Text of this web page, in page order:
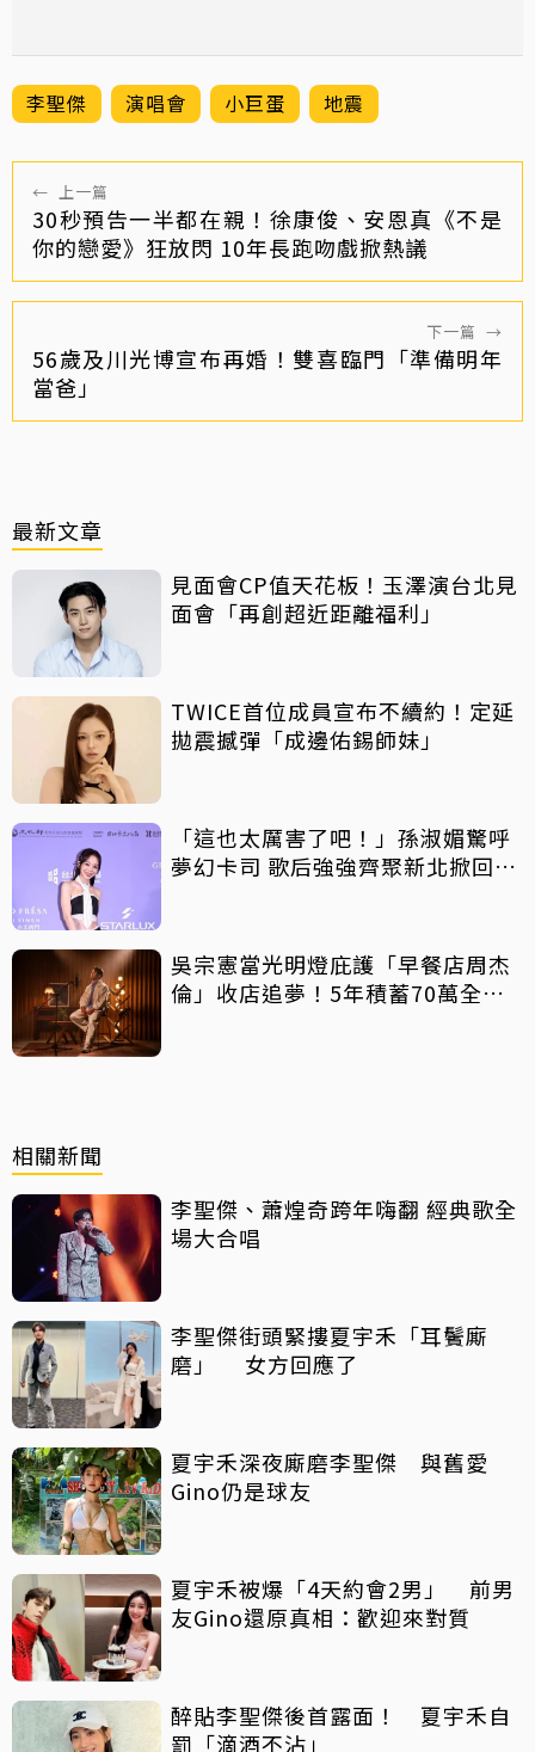
李聖傑 演唱會 小巨蛋 地震
← 上一篇
30秒預告一半都在親！徐康俊、安恩真《不是
你的戀愛》狂放閃 10年長跑吻戲掀熱議
下一篇 →
56歲及川光博宣布再婚！雙喜臨門「準備明年
當爸」
最新文章
見面會CP值天花板！玉澤演台北見
面會「再創超近距離福利」
TWICE首位成員宣布不續約！定延
拋震撼彈「成邊佑錫師妹」
「這也太厲害了吧！」孫淑媚驚呼
夢幻卡司 歌后強強齊聚新北掀回憶
吳宗憲當光明燈庇護「早餐店周杰
倫」收店追夢！5年積蓄70萬全砸
相關新聞
李聖傑、蕭煌奇跨年嗨翻 經典歌全
場大合唱
李聖傑街頭緊摟夏宇禾「耳鬢廝
磨」 女方回應了
夏宇禾深夜廝磨李聖傑 與舊愛
Gino仍是球友
夏宇禾被爆「4天約會2男」 前男
友Gino還原真相：歡迎來對質
醉貼李聖傑後首露面！ 夏宇禾自
罰「滴酒不沾」